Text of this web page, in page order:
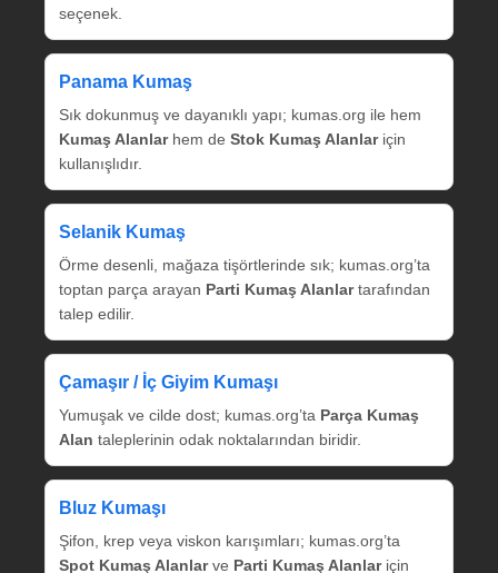
seçenek.
Panama Kumaş
Sık dokunmuş ve dayanıklı yapı; kumas.org ile hem
Kumaş Alanlarhem de Stok Kumaş Alanlariçin
kullanışlıdır.
Selanik Kumaş
Örme desenli, mağaza tişörtlerinde sık; kumas.org’ta
toptan parça arayan Parti Kumaş Alanlartarafından
talep edilir.
Çamaşır / İç Giyim Kumaşı
Yumuşak ve cilde dost; kumas.org’ta Parça Kumaş
Alan taleplerinin odak noktalarından biridir.
Bluz Kumaşı
Şifon, krep veya viskon karışımları; kumas.org’ta
Spot Kumaş Alanlarve Parti Kumaş Alanlariçin